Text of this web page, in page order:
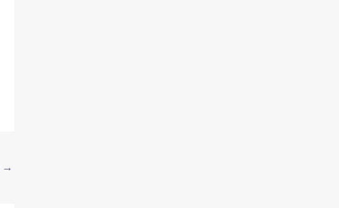
→